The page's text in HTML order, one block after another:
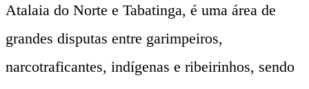
Atalaia do Norte e Tabatinga, é uma área de
grandes disputas entre garimpeiros,
narcotraficantes, indígenas e ribeirinhos, sendo